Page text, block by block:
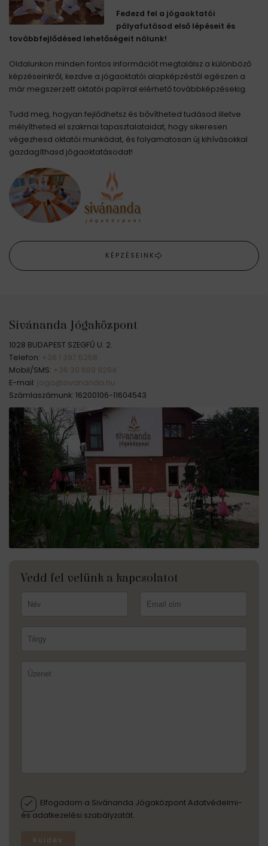
Fedezd fel a jógaoktatói
pályafutásod első lépéseit és
továbbfejlődésed lehetőségeit nálunk!
Oldalunkon minden fontos információt megtalálsz a különböző
képzéseinkről, kezdve a jógaoktatói alapképzéstől egészen a
már megszerzett oktatói papírral elérhető továbbképzésekig.
Tudd meg, hogyan fejlődhetsz és bővítheted tudásod illetve
mélyítheted el szakmai tapasztalataidat, hogy sikeresen
végezhesd oktatói munkádat, és folyamatosan új kihívásokkal
gazdagíthasd jógaoktatásodat!
KÉPZÉSEINK
Sivánanda Jógaközpont
1028 BUDAPEST SZEGFŰ U. 2.
Telefon: +36 1 397 5258
Mobil/SMS: +36 30 689 9284
E-mail: joga@sivananda.hu
Számlaszámunk: 16200106-11604543
Vedd fel velünk a kapcsolatot
Elfogadom a Sivánanda Jógaközpont Adatvédelmi-
és adatkezelési szabályzatát.
Küldés